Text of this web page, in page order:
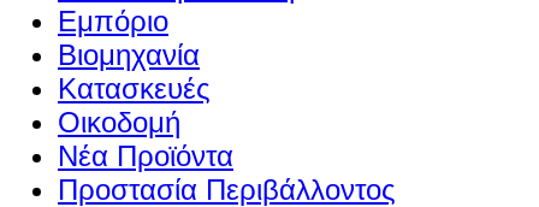
Εμπόριο
Βιομηχανία
Κατασκευές
Οικοδομή
Νέα Προϊόντα
Προστασία Περιβάλλοντος